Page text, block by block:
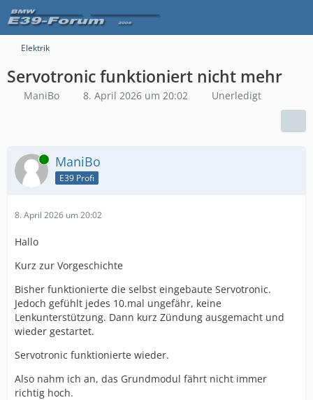
Elektrik
Servotronic funktioniert nicht mehr
ManiBo 8. April 2026 um 20:02 Unerledigt
Online ManiBo
E39 Profi
8. April 2026 um 20:02
Hallo
Kurz zur Vorgeschichte
Bisher funktionierte die selbst eingebaute Servotronic.
Jedoch gefühlt jedes 10.mal ungefähr, keine
Lenkunterstützung. Dann kurz Zündung ausgemacht und
wieder gestartet.
Servotronic funktionierte wieder.
Also nahm ich an, das Grundmodul fährt nicht immer
richtig hoch.